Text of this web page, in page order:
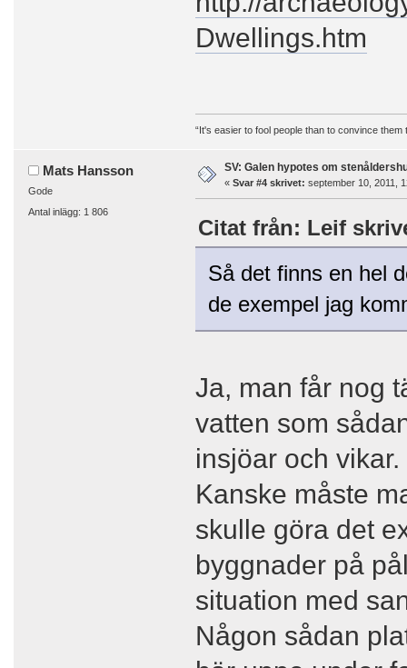
Dwellings.htm
“It's easier to fool people than to convince them
Mats Hansson
Gode
Antal inlägg: 1 806
SV: Galen hypotes om
« Svar #4 skrivet: september 10, 2011,
Citat från: Leif
Så det finns en hel
de exempel jag
Ja, man får nog
vatten som
insjöar och vikar.
Kanske måste
skulle göra det
byggnader på
situation med
Någon sådan